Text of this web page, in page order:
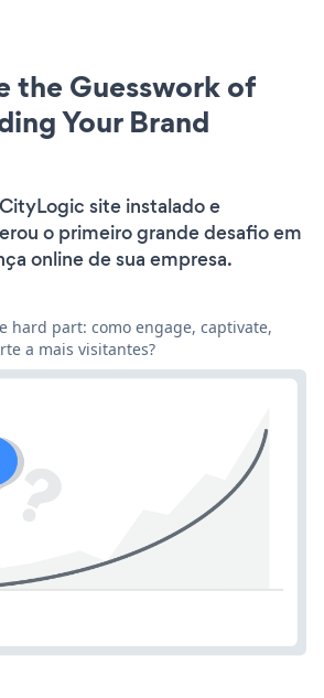
the Guesswork of
Your Brand
site instalado e
o primeiro grande desafio em
online de sua empresa.
hard part: como engage, captivate,
a mais visitantes?